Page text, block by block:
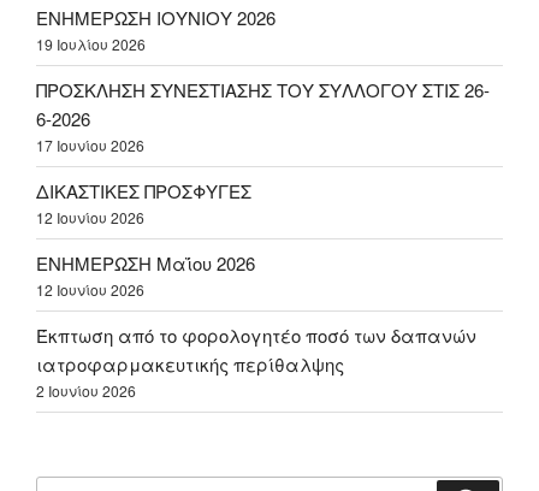
ΕΝΗΜΕΡΩΣΗ ΙΟΥΝΙΟΥ 2026
19 Ιουλίου 2026
ΠΡΟΣΚΛΗΣΗ ΣΥΝΕΣΤΙΑΣΗΣ ΤΟΥ ΣΥΛΛΟΓΟΥ ΣΤΙΣ 26-
6-2026
17 Ιουνίου 2026
ΔΙΚΑΣΤΙΚΕΣ ΠΡΟΣΦΥΓΕΣ
12 Ιουνίου 2026
ΕΝΗΜΕΡΩΣΗ Μαΐου 2026
12 Ιουνίου 2026
Έκπτωση από το φορολογητέο ποσό των δαπανών
ιατροφαρμακευτικής περίθαλψης
2 Ιουνίου 2026